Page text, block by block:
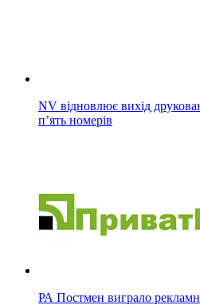
NV відновлює вихід
п’ять номерів
РА Постмен виграло